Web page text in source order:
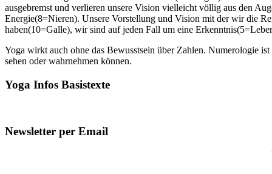
ausgebremst und verlieren unsere Vision vielleicht völlig aus den
Energie(8=Nieren). Unsere Vorstellung und Vision mit der wir die
haben(10=Galle), wir sind auf jeden Fall um eine
Yoga wirkt auch ohne das Bewusstsein über Zahlen. Numerologie
sehen oder wahrnehmen können.
Yoga Infos Basistexte
Newsletter per Email